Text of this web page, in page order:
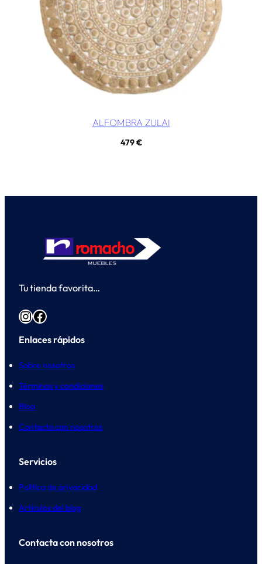
ALFOMBRA ZULAI
479€
Tu tienda favorita…
InstagramFacebook
Enlaces rápidos
Sobre nosotros
Términos y condiciones
Blog
Contacta con nosotros
Servicios
Política de privacidad
Artículos del blog
Contacta con nosotros